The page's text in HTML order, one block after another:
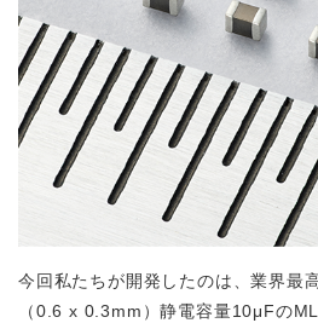
今回私たちが開発したのは、業界最
（0.6 x 0.3mm）静電容量10μFの